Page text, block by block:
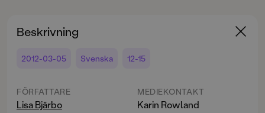
Beskrivning
2012-03-05 Svenska 12-15
FÖRFATTARE
Lisa Bjärbo
MEDIEKONTAKT
Karin Rowland